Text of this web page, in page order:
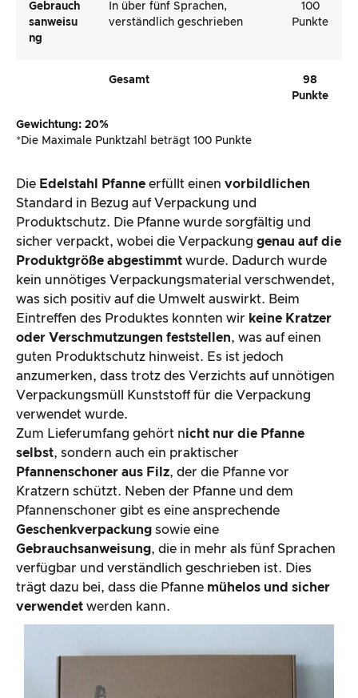
Gebrauch
Sanweisu
Ng
In über fünf Sprachen,
verständlich geschrieben
100
Punkte
Gesamt
98
Punkte
Gewichtung: 20%
*Die Maximale Punktzahl beträgt 100 Punkte
Die Edelstahl Pfanne erfüllt einen vorbildlichen
Standard in Bezug auf Verpackung und
Produktschutz. Die Pfanne wurde sorgfältig und
sicher verpackt, wobei die Verpackung genau auf die
Produktgröße abgestimmt wurde. Dadurch wurde
kein unnötiges Verpackungsmaterial verschwendet,
was sich positiv auf die Umwelt auswirkt. Beim
Eintreffen des Produktes konnten wir keine Kratzer
oder Verschmutzungen feststellen, was auf einen
guten Produktschutz hinweist. Es ist jedoch
anzumerken, dass trotz des Verzichts auf unnötigen
Verpackungsmüll Kunststoff für die Verpackung
verwendet wurde.
Zum Lieferumfang gehört nicht nur die Pfanne
selbst, sondern auch ein praktischer
Pfannenschoner aus Filz, der die Pfanne vor
Kratzern schützt. Neben der Pfanne und dem
Pfannenschoner gibt es eine ansprechende
Geschenkverpackung sowie eine
Gebrauchsanweisung, die in mehr als fünf Sprachen
verfügbar und verständlich geschrieben ist. Dies
trägt dazu bei, dass die Pfanne mühelos und sicher
verwendet werden kann.